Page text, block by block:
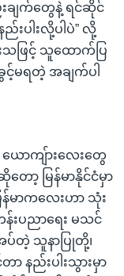
ချက်တွေနဲ့ ရင်ဆိုင်
းပါးလို့ပါပဲ” လို့
သဖြင့် သူထောက်ပြ
မရတဲ့ အချက်ပါ
ာကျ်ားလေးတွေ
တော့ မြန်မာနိုင်ငံမှာ
ာကလေးဟာ သုံး
ပညာရေး မသင်
ပ်တဲ့ သူနာပြုတို့၊
နည်းပါးသွားမှာ